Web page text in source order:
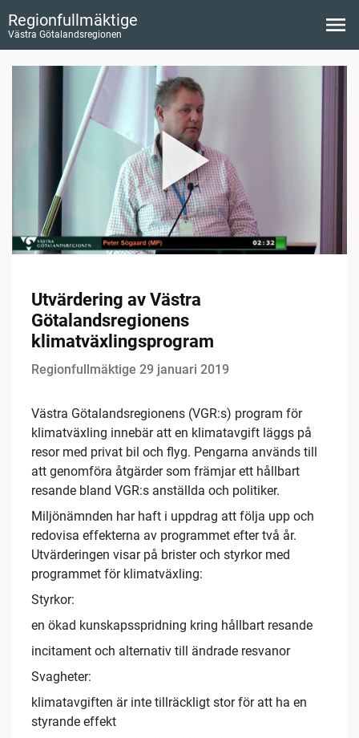
Regionfullmäktige
Västra Götalandsregionen
Utvärdering av Västra
Götalandsregionens
klimatväxlingsprogram
Regionfullmäktige 29 januari 2019
Västra Götalandsregionens (VGR:s) program för
klimatväxling innebär att en klimatavgift läggs på
resor med privat bil och flyg. Pengarna används till
att genomföra åtgärder som främjar ett hållbart
resande bland VGR:s anställda och politiker.
Miljönämnden har haft i uppdrag att följa upp och
redovisa effekterna av programmet efter två år.
Utvärderingen visar på brister och styrkor med
programmet för klimatväxling:
Styrkor:
en ökad kunskapsspridning kring hållbart resande
incitament och alternativ till ändrade resvanor
Svagheter:
klimatavgiften är inte tillräckligt stor för att ha en
styrande effekt